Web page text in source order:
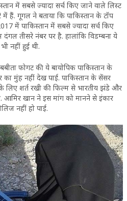
में सबसे ज्यादा सर्च किए जाने वाले लिस्ट
हैं. गूगल ने बताया कि पाकिस्तान के टॉप
में पाकिस्तान में सबसे ज्यादा सर्च किए
तीसरे नंबर पर है. हालांकि विडम्बना ये
नहीं हुई थी.
फोगट की ये बायोपिक पाकिस्तान के
मुंह नहीं देख पाई. पाकिस्तान के सेंसर
लिए शर्त रखी की फिल्म से भारतीय झंडे और
आमिर खान ने इस मांग को मानने से इंकार
नहीं हो पाई.